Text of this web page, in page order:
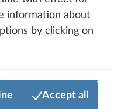
information about
by clicking on
Accept all
nukkumisratkaisuja
vaihtoehdot
miellyttävällä